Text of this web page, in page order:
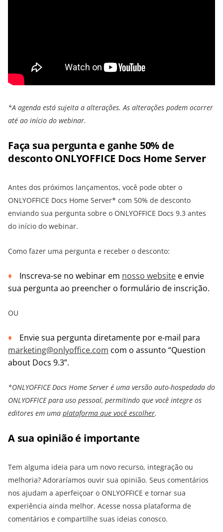
*A agenda está sujeita a alterações. As alterações podem ocorrer
até ao início do webinar.
Faça sua pergunta e ganhe 50% de
desconto ONLYOFFICE Docs Home Server
Antes dos próximos lançamentos, você pode obter o
ONLYOFFICE Docs Home Server* com 50% de desconto
enviando sua pergunta sobre o ONLYOFFICE Docs 9.3 antes
do início do webinar.
Como fazer uma pergunta e receber o desconto:
Inscreva-se no webinar em nosso website e envie
sua pergunta ao preencher o formulário de inscrição.
OU
Envie sua pergunta diretamente por e-mail para
marketing@onlyoffice.com com o assunto “Question
about Docs 9.3”.
*ONLYOFFICE Docs Home Server é uma versão auto-hospedada do
ONLYOFFICE para uso pessoal, permitindo que você integre os
editores em uma plataforma que você escolher.
A sua opinião é importante
Tem alguma ideia para um novo recurso, integração ou
melhoria? Adoraríamos ouvir sua opinião. Seus comentários
nos ajudam a aperfeiçoar o ONLYOFFICE e tornar sua
experiência ainda melhor. Acesse nossa plataforma de
comentários e compartilhe suas ideias conosco.